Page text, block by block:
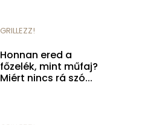
GRILLEZZ!
Honnan ered a
főzelék, mint műfaj?
Miért nincs rá szó...